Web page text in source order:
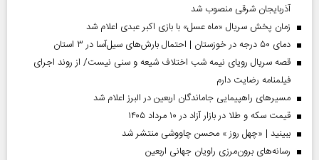
آذربایجان شرقی منصوب شد
زمان پخش سریال «ماه عسل» با بازی اکبر عبدی اعلام شد
دمای ۵۰ درجه در خوزستان | احتمال بارش‌های سیل‌آسا در ۳ استان
قصه سریال رویای نیمه شب اختلاف شیعه و سنی نیست/ از روند اجرای
فیلمنامه رضایت دارم
مسیر‌های راهپیمایی جاماندگان اربعین در البرز اعلام شد
قیمت سکه و طلا در بازار آزاد در ۱۰ مرداد ۱۴۰۵
ببینید | «چهل روز » محسن چاووشی منتشر شد
رسانه‌های برون‌مرزی راویان جهانی اربعین